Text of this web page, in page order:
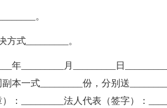
。
式_________。
年_________月_________日
本一式_________份，分别送
）：_________法人代表（签字）：